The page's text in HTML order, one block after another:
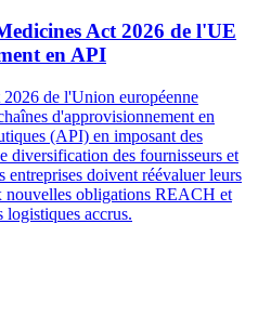
Act 2026 de l'UE
en API
de l'Union européenne
d'approvisionnement en
(API) en imposant des
diversification des fournisseurs et
entreprises doivent réévaluer leurs
nouvelles obligations REACH et
logistiques accrus.